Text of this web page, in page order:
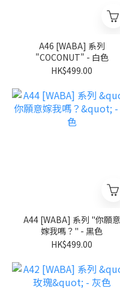
A46 [WABA] 系列
"COCONUT" - 白色
HK$499.00
A44 [WABA] 系列 "你願意
嫁我嗎？" - 黑色
HK$499.00